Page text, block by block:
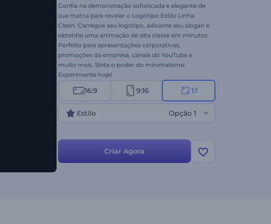
Confie na demonstração sofisticada e elegante de
sua marca para revelar o Logotipo Estilo Linha
Clean. Carregue seu logotipo, adicione seu slogan e
obtenha uma animação de alta classe em minutos.
Perfeito para apresentações corporativas,
promoções da empresa, canais do YouTube e
muito mais. Sinta o poder do minimalismo.
Experimente hoje!
16:9 9:16 1:1
Estilo Opção 1
Criar Agora